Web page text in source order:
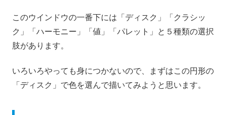
このウインドウの一番下には「ディスク」「クラシッ
ク」「ハーモニー」「値」「パレット」と５種類の選択
肢があります。
いろいろやっても身につかないので、まずはこの円形の
「ディスク」で色を選んで描いてみようと思います。